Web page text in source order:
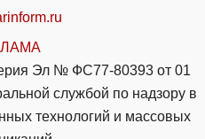
Эл № ФС77-80393 от 01
службой по надзору в
технологий и массовых